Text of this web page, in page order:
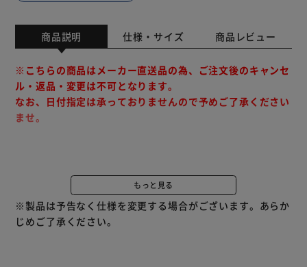
商品説明 仕様・サイズ 商品レビュー
※こちらの商品はメーカー直送品の為、ご注文後のキャンセ
ル・返品・変更は不可となります。
なお、日付指定は承っておりませんので予めご了承ください
ませ。
（鹿児島県）・沖縄本島・宮古島、石垣島（沖縄県）へのお
届けは別途運賃を頂戴する場合がございます。ご注文受付後
改めてご案内いたしますので、予めご了承くださいませ。
もっと見る
※製品は予告なく仕様を変更する場合がございます。あらか
じめご了承ください。